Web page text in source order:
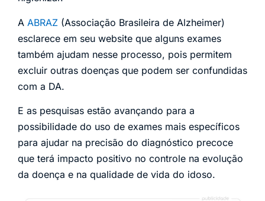
A ABRAZ (Associação Brasileira de Alzheimer)
esclarece em seu website que alguns exames
também ajudam nesse processo, pois permitem
excluir outras doenças que podem ser confundidas
com a DA.
E as pesquisas estão avançando para a
possibilidade do uso de exames mais específicos
para ajudar na precisão do diagnóstico precoce
que terá impacto positivo no controle na evolução
da doença e na qualidade de vida do idoso.